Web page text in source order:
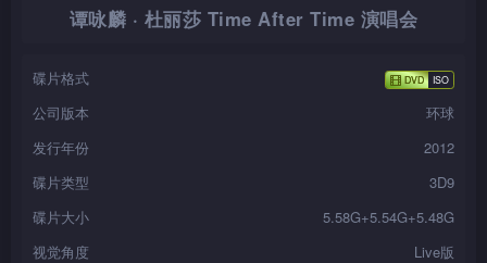
谭咏麟 · 杜丽莎 Time After Time 演唱会
碟片格式
公司版本
环球
发行年份
2012
碟片类型
3D9
碟片大小
5.58G+5.54G+5.48G
视觉角度
Live版